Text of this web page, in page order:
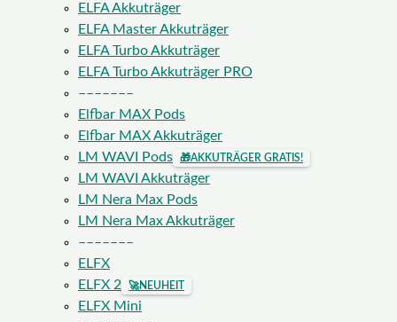
ELFA Akkuträger
ELFA Master Akkuträger
ELFA Turbo Akkuträger
ELFA Turbo Akkuträger PRO
–––––––
Elfbar MAX Pods
Elfbar MAX Akkuträger
LM WAVI Pods
🎁AKKUTRÄGER GRATIS!
LM WAVI Akkuträger
LM Nera Max Pods
LM Nera Max Akkuträger
–––––––
ELFX
ELFX 2
🚀NEUHEIT
ELFX Mini